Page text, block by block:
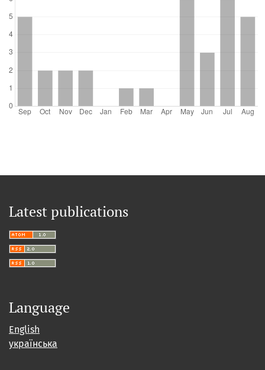
Latest publications
Language
English
українська